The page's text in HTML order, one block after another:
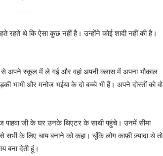
रहते थे कि ऐसा कुछ नहीं है। उन्होंने कोई शादी नहीं की है।
से अपने स्कूल में ले गई और वहां अपनी क्लास में अपना भौकाल
भाभी और मनोज भईया के दो बच्चे भी हैं। अपने दोस्तों को वो
पाहवा जी के घर उनके थिएटर के साथी पहुंचे। उनमें सीमा
सभी के लिए चाय बनाने को कहा। चूंकि लोग काफ़ी ज़्यादा थे तो
बना देती हूं।